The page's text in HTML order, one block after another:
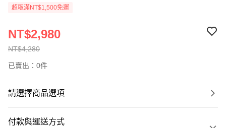
超取滿NT$1,500免運
NT$4,280
NT$2,980
已賣出：0件
請選擇商品選項
付款與運送方式